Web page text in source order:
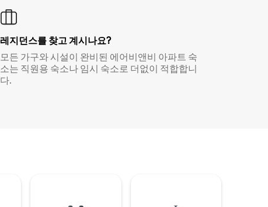
레지던스를 찾고 계시나요?
모든 가구와 시설이 완비된 에어비앤비 아파트 숙
소는 직원용 숙소나 임시 숙소로 더없이 적합합니
다.